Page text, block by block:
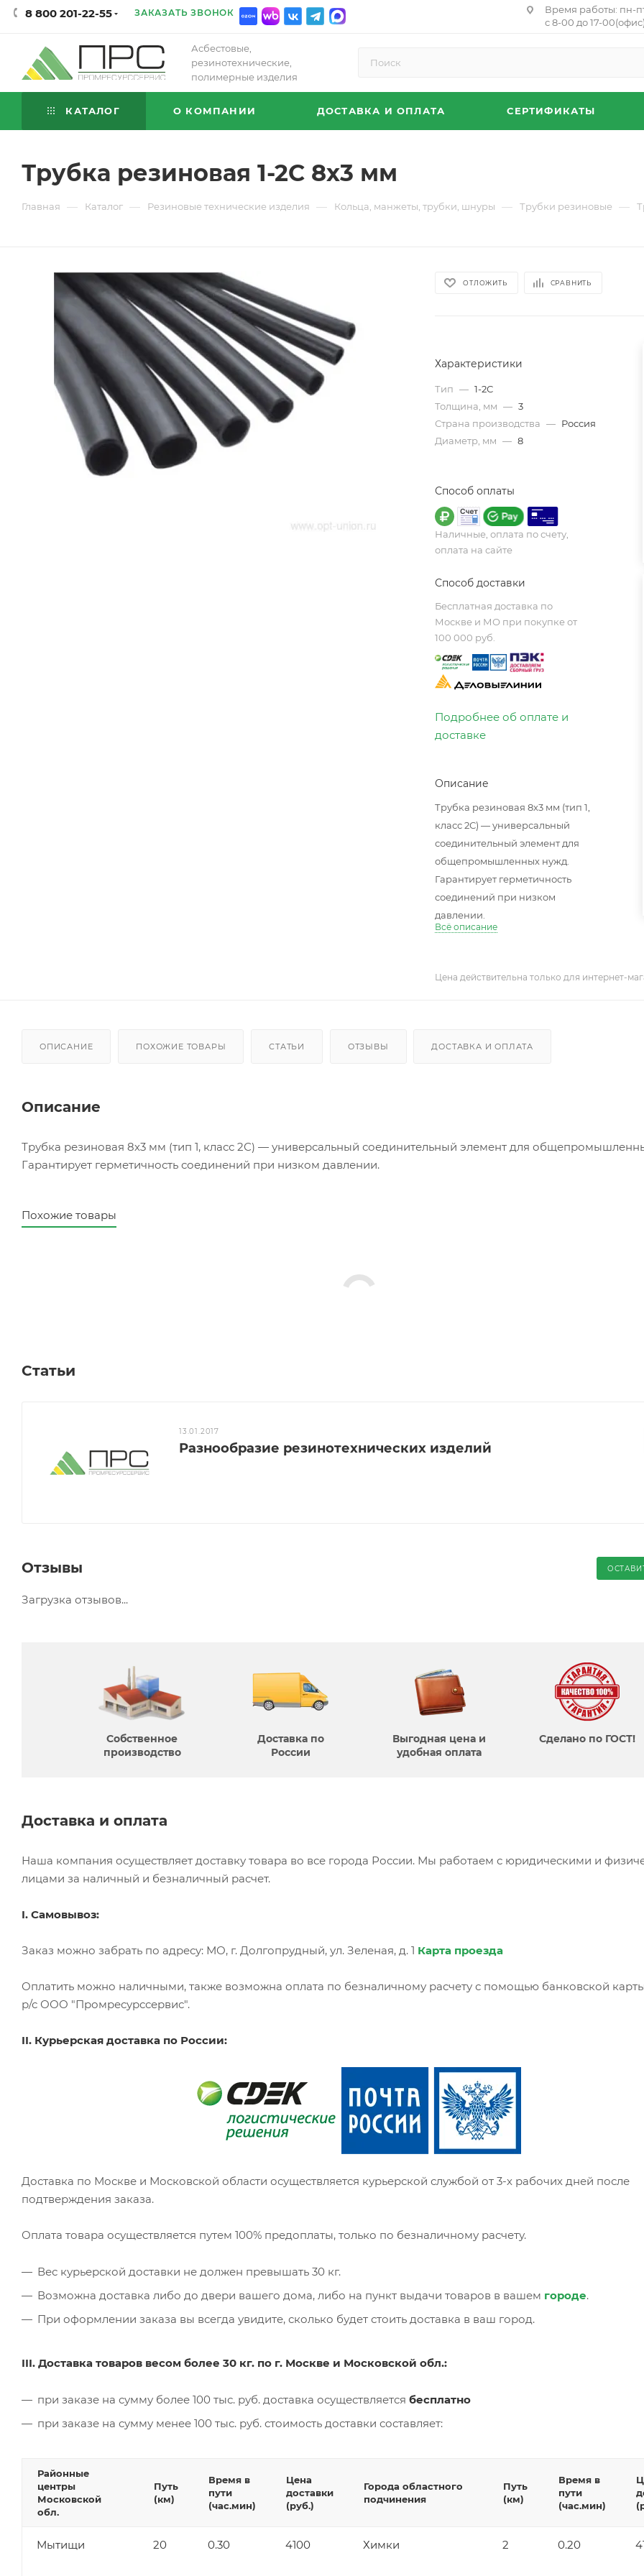
8 800 201-22-55 ЗАКАЗАТЬ ЗВОНОК
Время работы: пн-
с 8-00 до 17-
Асбестовые,
резинотехнические,
полимерные изделия
КАТАЛОГ О КОМПАНИИ ДОСТАВКА И ОПЛАТА СЕРТИФИКАТЫ
Трубка резиновая 1-2С 8х3 мм
Главная — Каталог — Резиновые технические изделия — Кольца, манжеты, трубки, шнуры — Трубки резиновые —
ОТЛОЖИТЬ СРАВНИТЬ
Характеристики
Тип — 1-2С
Толщина, мм — 3
Страна производства — Россия
Диаметр, мм — 8
Способ оплаты
Наличные, оплата по счету,
оплата на сайте
Способ доставки
Бесплатная доставка по
Москве и МО при покупке от
100 000 руб.
Подробнее об оплате и
доставке
Описание
Трубка резиновая 8х3 мм (тип 1,
класс 2С) — универсальный
соединительный элемент для
общепромышленных нужд.
Гарантирует герметичность
соединений при низком
давлении.
Всё описание
Цена действительна только для интернет-
ОПИСАНИЕ ПОХОЖИЕ ТОВАРЫ СТАТЬИ ОТЗЫВЫ ДОСТАВКА И ОПЛАТА
Описание
Трубка резиновая 8х3 мм (тип 1, класс 2С) — универсальный соединительный элемент для
Гарантирует герметичность соединений при низком давлении.
Похожие товары
Статьи
13.01.2017
Разнообразие резинотехнических изделий
Отзывы
Загрузка отзывов...
Собственное
производcтво
Доставка по
России
Выгодная цена и
удобная оплата
Сделано по ГОСТ!
Доставка и оплата
Наша компания осуществляет доставку товара во все города России. Мы работаем с юридическими и
лицами за наличный и безналичный расчет.
I. Самовывоз:
Заказ можно забрать по адресу: МО, г. Долгопрудный, ул. Зеленая, д. 1 Карта проезда
Оплатить можно наличными, также возможна оплата по безналичному расчету с помощью банковской
р/с ООО "Промресурссервис".
II. Курьерская доставка по России:
Доставка по Москве и Московской области осуществляется курьерской службой от 3-х рабочих дней после
подтверждения заказа.
Оплата товара осуществляется путем 100% предоплаты, только по безналичному расчету.
Вес курьерской доставки не должен превышать 30 кг.
Возможна доставка либо до двери вашего дома, либо на пункт выдачи товаров в вашем городе.
При оформлении заказа вы всегда увидите, сколько будет стоить доставка в ваш город.
III. Доставка товаров весом более 30 кг. по г. Москве и Московской обл.:
при заказе на сумму более 100 тыс. руб. доставка осуществляется бесплатно
при заказе на сумму менее 100 тыс. руб. стоимость доставки составляет:
Районные
центры
Московской
обл.
Путь
(км)
Время в
пути
(час.мин)
Цена
доставки
(руб.)
Города областного
подчинения
Путь
(км)
Время в
пути
(час.мин)
Мытищи 20 0.30 4100 Химки 2 0.20